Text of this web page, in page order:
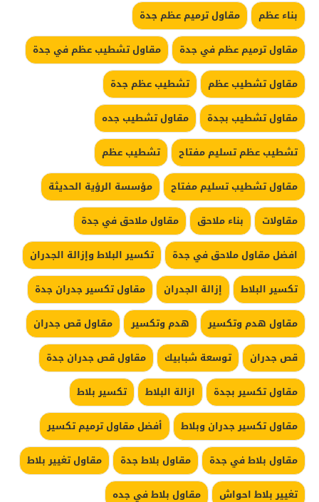
بناء عظم
مقاول ترميم عظم جدة
مقاول ترميم عظم في جدة
مقاول تشطيب عظم في جدة
مقاول تشطيب عظم
تشطيب عظم جدة
مقاول تشطيب بجدة
مقاول تشطيب جده
تشطيب عظم تسليم مفتاح
تشطيب عظم
مقاول تشطيب تسليم مفتاح
مؤسسة الرؤية الحديثة
مقاولات
بناء ملاحق
مقاول ملاحق في جدة
افضل مقاول ملاحق في جدة
تكسير البلاط وإزالة الجدران
تكسير البلاط
إزالة الجدران
مقاول تكسير جدران جدة
مقاول هدم وتكسير
هدم وتكسير
مقاول قص جدران
قص جدران
توسعة شبابيك
مقاول قص جدران جدة
مقاول تكسير بجدة
ازالة البلاط
تكسير بلاط
مقاول تكسير جدران وبلاط
أفضل مقاول ترميم تكسير
مقاول بلاط في جدة
مقاول بلاط جدة
مقاول تغيير بلاط
تغيير بلاط احواش
مقاول بلاط في جده